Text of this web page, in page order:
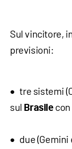
Sul vincitore,
previsioni:
tre sistemi
sul Brasilecon
due (Gemini